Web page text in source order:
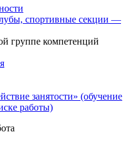
спортивные секции —
группе компетенций
занятости» (обучение
работы)